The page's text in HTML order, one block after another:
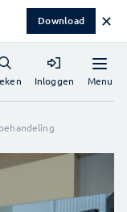
Download ✕
Menu
Inloggen